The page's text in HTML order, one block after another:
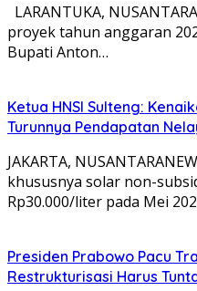
LARANTUKA,
proyek tahun anggaran
Bupati Anton…
Ketua HNSI Sulteng:
Turunnya Pendapatan
JAKARTA,
khususnya solar non-
Rp30.000/liter pada Mei
Presiden Prabowo Pacu
Restrukturisasi Harus